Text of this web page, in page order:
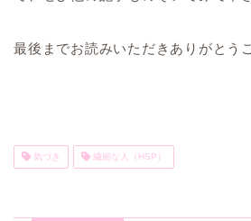
最後までお読みいただきありがとう
気づき 繊細な人（HSP）